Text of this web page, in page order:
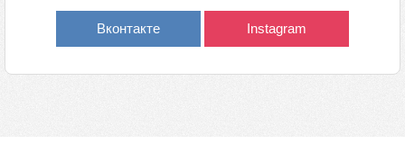
Вконтакте Instagram